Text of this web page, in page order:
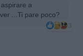
a
...Ti pare poco?
3